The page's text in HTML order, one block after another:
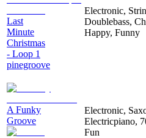
Last
Minute
Christmas
- Loop 1
pinegroove
Electronic,
Doublebass,
Happy, Funny
A Funky
Groove
Electronic,
Electricpiano,
Fun